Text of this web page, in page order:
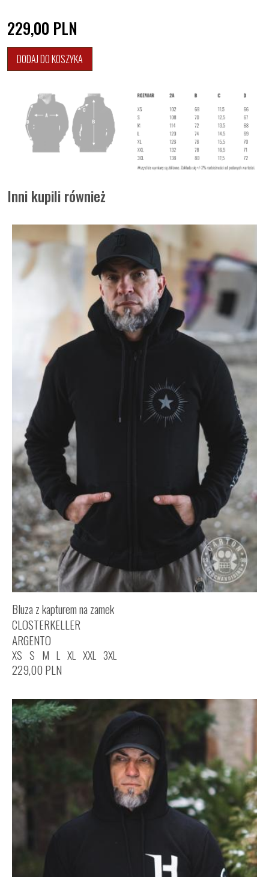
229,00 PLN
DODAJ DO KOSZYKA
Inni kupili również
Bluza z kapturem na zamek
CLOSTERKELLER
ARGENTO
XS S M L XL XXL 3XL
229,00 PLN